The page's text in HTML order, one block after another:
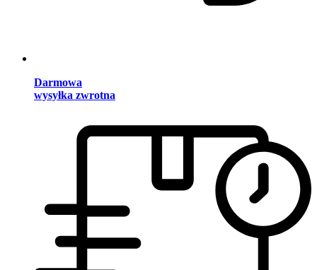
Darmowa
wysyłka zwrotna